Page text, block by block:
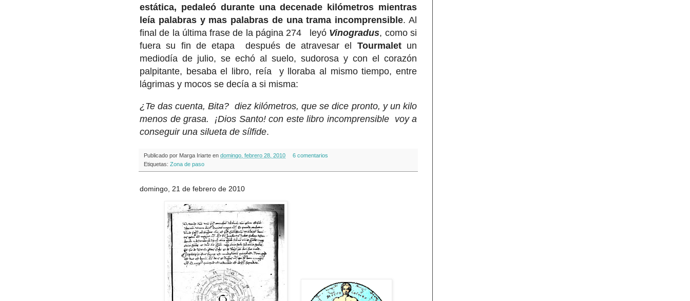
estática, pedaleó durante una decenade kilómetros mientras
leía palabras y mas palabras de una trama incomprensible. Al
final de la última frase de la página 274 leyó Vinogradus, como si
fuera su fin de etapa después de atravesar el Tourmaletun
mediodía de julio, se echó al suelo, sudorosa y con el corazón
palpitante, besaba el libro, reía y lloraba al mismo tiempo, entre
lágrimas y mocos se decía a si misma:
¿Te das cuenta, Bita? diez kilómetros, que se dice pronto, y un kilo
menos de grasa. ¡Dios Santo! con este libro incomprensible voy a
conseguir una silueta de sílfide.
Publicado por Marga Iriarte en domingo, febrero 28, 2010
6 comentarios
Etiquetas: Zona de paso
domingo, 21 de febrero de 2010